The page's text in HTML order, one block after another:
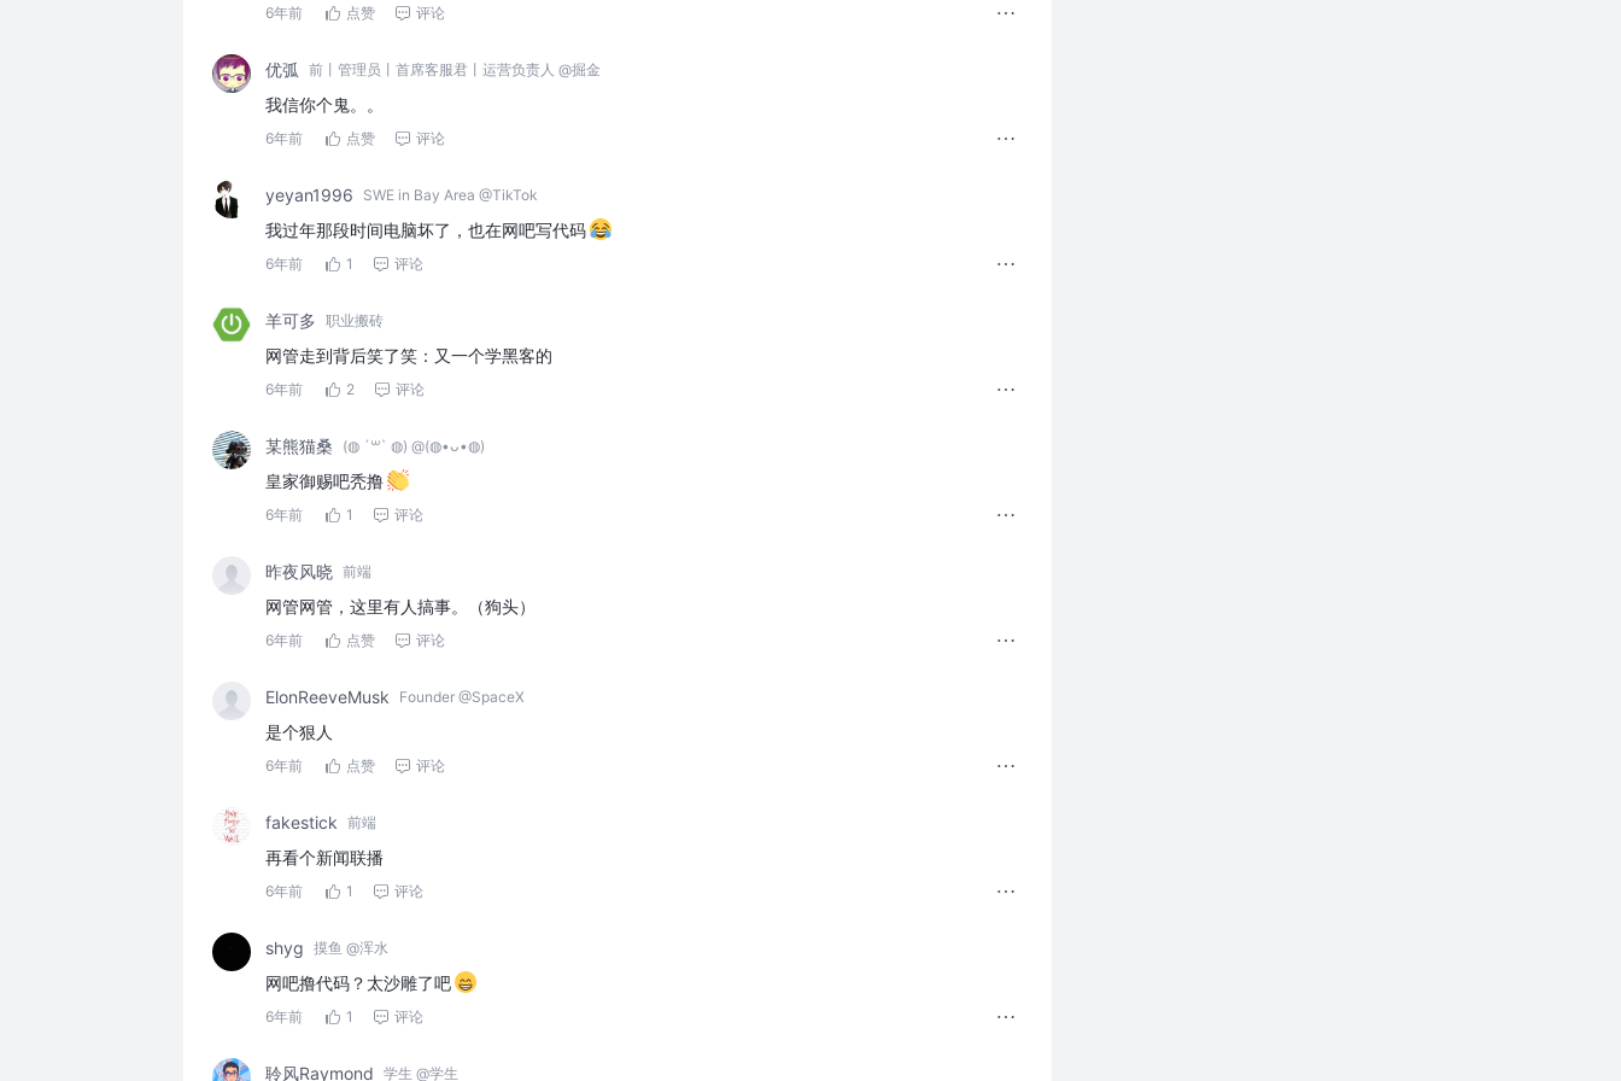
6年前 点赞 评论
优弧 前丨管理员丨首席客服君丨运营负责人 @掘金
我信你个鬼。。
6年前 点赞 评论
yeyan1996 SWE in Bay Area @TikTok
我过年那段时间电脑坏了，也在网吧写代码
6年前 1 评论
羊可多 职业搬砖
网管走到背后笑了笑：又一个学黑客的
6年前 2 评论
某熊猫桑 (◍ ´꒳` ◍) @(◍•ᴗ•◍)
皇家御赐吧秃撸
6年前 1 评论
昨夜风晓 前端
网管网管，这里有人搞事。（狗头）
6年前 点赞 评论
ElonReeveMusk Founder @SpaceX
是个狠人
6年前 点赞 评论
fakestick 前端
再看个新闻联播
6年前 1 评论
shyg 摸鱼 @浑水
网吧撸代码？太沙雕了吧
6年前 1 评论
聆风Raymond 学生 @学生